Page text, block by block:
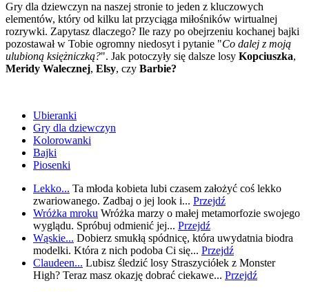
Gry dla dziewczyn na naszej stronie to jeden z kluczowych
elementów, który od kilku lat przyciąga miłośników wirtualnej
rozrywki. Zapytasz dlaczego? Ile razy po obejrzeniu kochanej bajki
pozostawał w Tobie ogromny niedosyt i pytanie "Co dalej z moją
ulubioną księżniczką?". Jak potoczyły się dalsze losy Kopciuszka,
Meridy Walecznej, Elsy, czy Barbie?
Ubieranki
Gry dla dziewczyn
Kolorowanki
Bajki
Piosenki
Lekko... Ta młoda kobieta lubi czasem założyć coś lekko
zwariowanego. Zadbaj o jej look i... Przejdź
Wróżka mroku Wróżka marzy o małej metamorfozie swojego
wyglądu. Spróbuj odmienić jej... Przejdź
Wąskie... Dobierz smukłą spódnicę, która uwydatnia biodra
modelki. Która z nich podoba Ci się... Przejdź
Claudeen... Lubisz śledzić losy Straszyciółek z Monster
High? Teraz masz okazję dobrać ciekawe... Przejdź